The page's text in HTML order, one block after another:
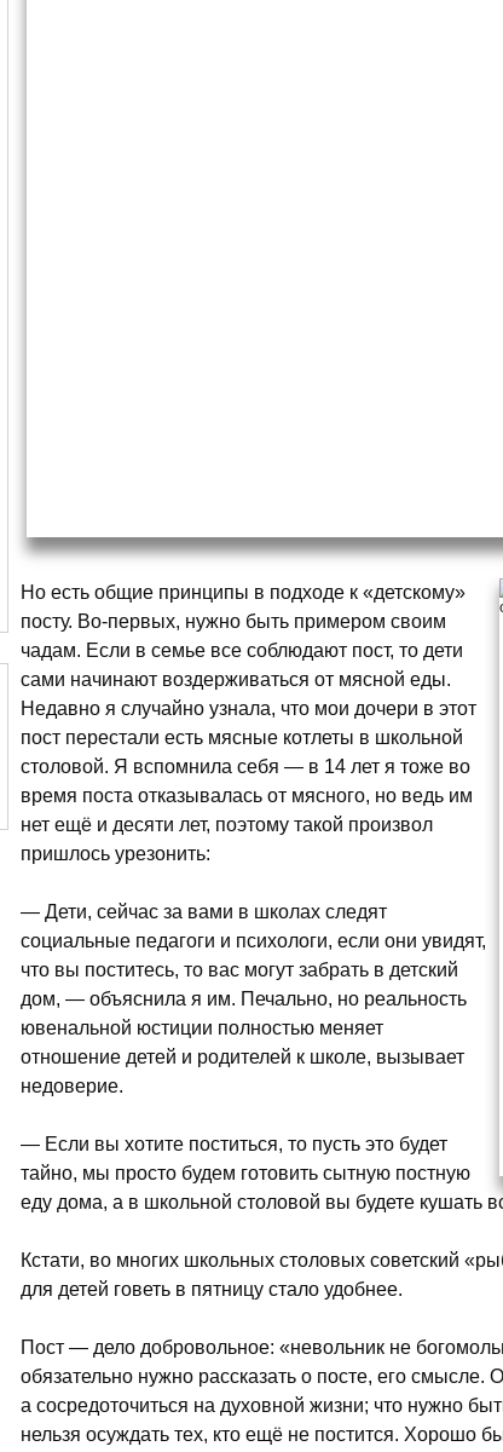
Но есть общие принципы в подходе к «детскому»
посту. Во-первых, нужно быть примером своим
чадам. Если в семье все соблюдают пост, то дети
сами начинают воздерживаться от мясной еды.
Недавно я случайно узнала, что мои дочери в этот
пост перестали есть мясные котлеты в школьной
столовой. Я вспомнила себя — в 14 лет я тоже во
время поста отказывалась от мясного, но ведь им
нет ещё и десяти лет, поэтому такой произвол
пришлось урезонить:
— Дети, сейчас за вами в школах следят
социальные педагоги и психологи, если они увидят,
что вы поститесь, то вас могут забрать в детский
дом, — объяснила я им. Печально, но реальность
ювенальной юстиции полностью меняет
отношение детей и родителей к школе, вызывает
недоверие.
— Если вы хотите поститься, то пусть это будет
тайно, мы просто будем готовить сытную постную
еду дома, а в школьной столовой вы будете кушать
Кстати, во многих школьных столовых советский
для детей говеть в пятницу стало удобнее.
Пост — дело добровольное: «невольник не
обязательно нужно рассказать о посте, его смысле.
а сосредоточиться на духовной жизни; что нужно
нельзя осуждать тех, кто ещё не постится. Хорошо